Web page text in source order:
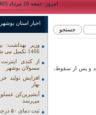
امروز: جمعه 16 مرداد 1405 / Thursday 06 Aug 2026
شد و پس از سقوط،
اخبار استان بوشهر
وزیر بهداشت:
1406 تکمیل می شود
از کندی
مسولان بوشهر
افزایش تولید
بهار
آبشیرین‌کن
می‌رسد
ثبت